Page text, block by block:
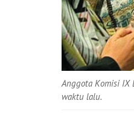
Anggota Komisi IX
waktu lalu.